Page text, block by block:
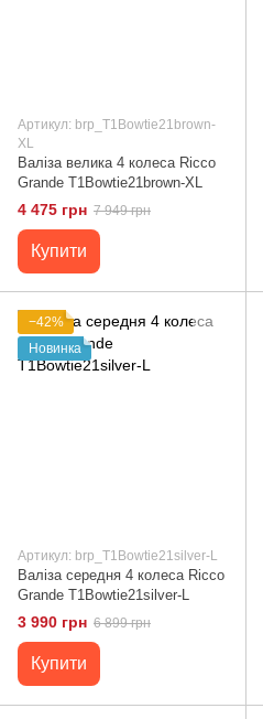
Артикул: brp_T1Bowtie21brown-
XL
Валіза велика 4 колеса Ricco
Grande T1Bowtie21brown-XL
4 475 грн 7 949 грн
Купити
−42%
Новинка
Артикул: brp_T1Bowtie21silver-L
Валіза середня 4 колеса Ricco
Grande T1Bowtie21silver-L
3 990 грн 6 899 грн
Купити